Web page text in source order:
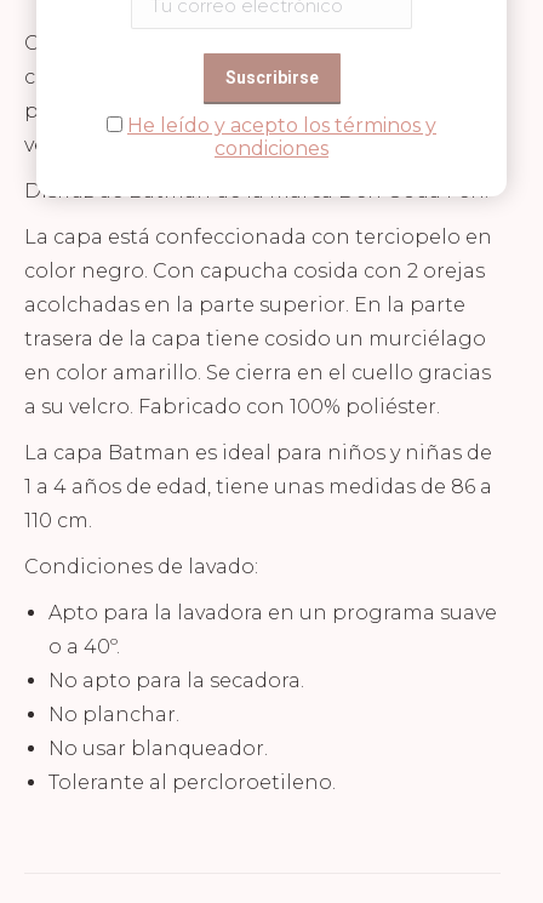
Capa con capucha acolchada de Batman. La
capa lleva el logo de Batman en amarillo en la
parte trasera. Se sujeta al cuello mediante
velcro ajustable. Talla 1-4 años.
Disfraz de Batman de la marca Den Goda Fen.
La capa está confeccionada con terciopelo en
color negro. Con capucha cosida con 2 orejas
acolchadas en la parte superior. En la parte
trasera de la capa tiene cosido un murciélago
en color amarillo. Se cierra en el cuello gracias
a su velcro. Fabricado con 100% poliéster.
La capa Batman es ideal para niños y niñas de
1 a 4 años de edad, tiene unas medidas de 86 a
110 cm.
Condiciones de lavado:
Apto para la lavadora en un programa suave
o a 40º.
No apto para la secadora.
No planchar.
No usar blanqueador.
Tolerante al percloroetileno.
He leído y acepto los términos y
condiciones